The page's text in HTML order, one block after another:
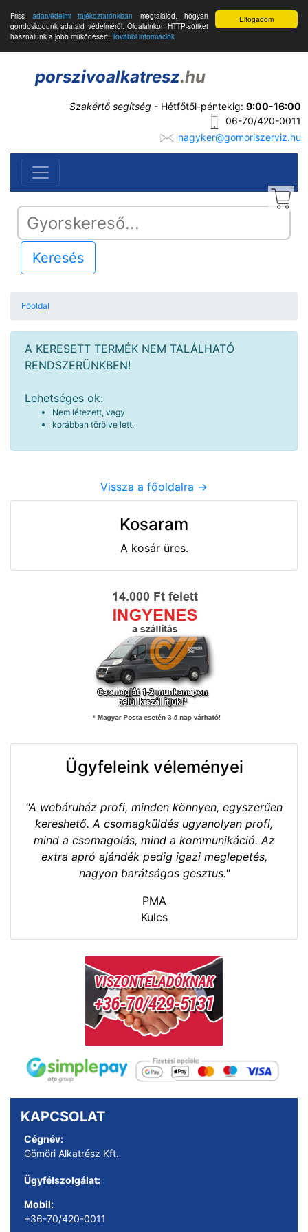
Elfogadom
Friss adatvédelmi tájékoztatónkban megtalálod, hogyan
gondoskodunk adataid védelméről. Oldalainkon HTTP-sütiket
használunk a jobb működésért. További információk
porszivoalkatresz.hu
Szakértő segítség - Hétfőtől-péntekig: 9:00-16:00
06-70/420-0011
nagyker@gomoriszerviz.hu
Keresés
Főoldal
A KERESETT TERMÉK NEM TALÁLHATÓ
RENDSZERÜNKBEN!
Lehetséges ok:
Nem létezett, vagy
korábban törölve lett.
Vissza a főoldalra ->
Kosaram
A kosár üres.
Ügyfeleink véleményei
"A webáruház profi, minden könnyen, egyszerűen
kereshető. A csomagküldés ugyanolyan profi,
mind a csomagolás, mind a kommunikáció. Az
extra apró ajándék pedig igazi meglepetés,
nagyon barátságos gesztus."
PMA
Kulcs
KAPCSOLAT
Cégnév:
Gömöri Alkatrész Kft.
Ügyfélszolgálat:
Mobil:
+36-70/420-0011